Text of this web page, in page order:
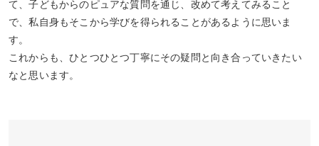
て、子どもからのピュアな質問を通じ、改めて考えてみること
で、私自身もそこから学びを得られることがあるように思いま
す。
これからも、ひとつひとつ丁寧にその疑問と向き合っていきたい
なと思います。